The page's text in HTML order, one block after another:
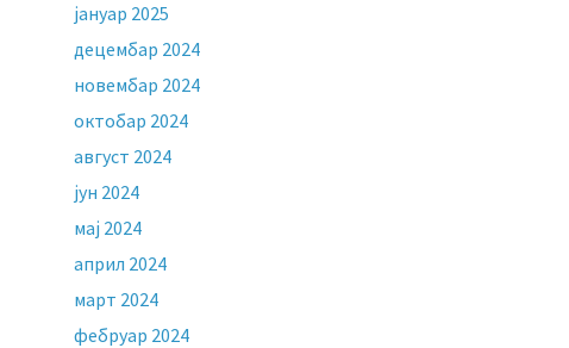
јануар 2025
децембар 2024
новембар 2024
октобар 2024
август 2024
јун 2024
мај 2024
април 2024
март 2024
фебруар 2024